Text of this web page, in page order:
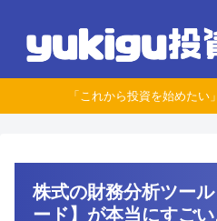
「これから投資を始めたい
株式の財務分析ツー
ード】が本当にすご